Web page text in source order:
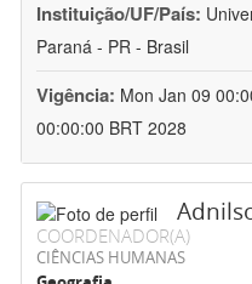
Instituição/UF/País:
Paraná - PR - Brasil
Vigência: Mon Jan 09
00:00:00 BRT 2028
COORDENADOR(A)
CIÊNCIAS HUMANAS